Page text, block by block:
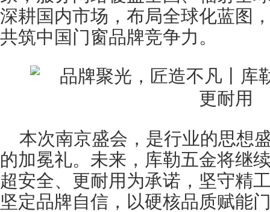
深耕国内市场，布局全球化蓝图
共筑中国门窗品牌竞争力。
本次南京盛会，是行业的思想
的加冕礼。未来，库勒五金将继
超安全、更耐用为承诺，坚守精
坚定品牌自信，以硬核品质赋能